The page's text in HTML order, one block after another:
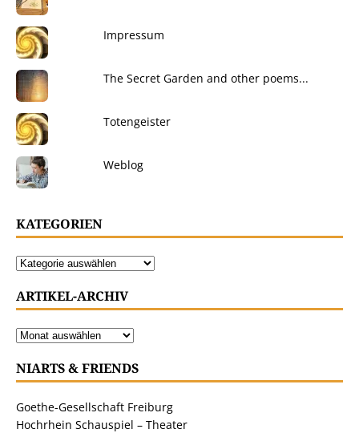
Impressum
The Secret Garden and other poems...
Totengeister
Weblog
KATEGORIEN
ARTIKEL-ARCHIV
NIARTS & FRIENDS
Goethe-Gesellschaft Freiburg
Hochrhein Schauspiel – Theater